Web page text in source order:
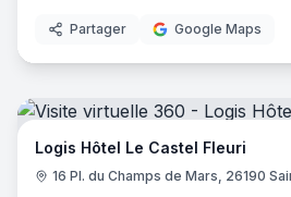
Partager Google Maps
Logis Hôtel Le Castel Fleuri
16 Pl. du Champs de Mars, 26190